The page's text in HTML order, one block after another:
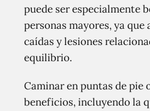
puede ser especialmente
personas mayores, ya que
caídas y lesiones
equilibrio.
Caminar en puntas de pie
beneficios, incluyendo la